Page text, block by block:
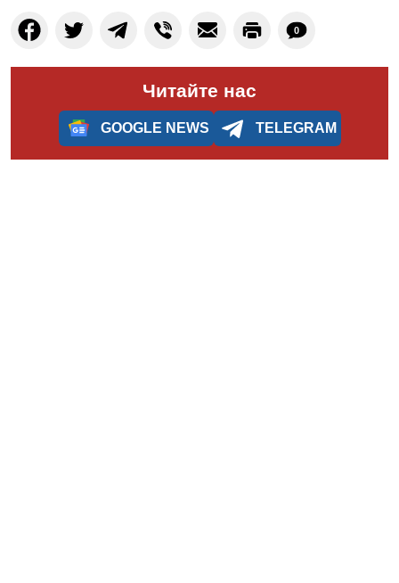
0
Читайте нас
GOOGLE NEWS TELEGRAM